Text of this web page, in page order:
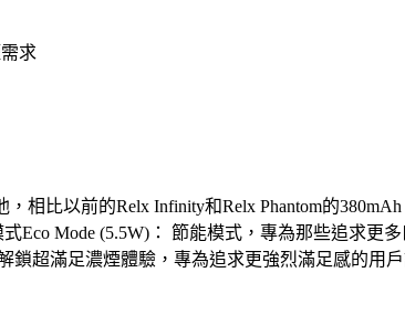
求
，相比以前的Relx Infinity和Relx Phantom的
Eco Mode (5.5W)： 節能模式，專為那些追求更
鎖超滿足濃煙體驗，專為追求更強烈滿足感的用戶